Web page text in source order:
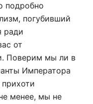
подробно
погубивший
ради
от
Поверим мы ли в
Императора
менее, мы не